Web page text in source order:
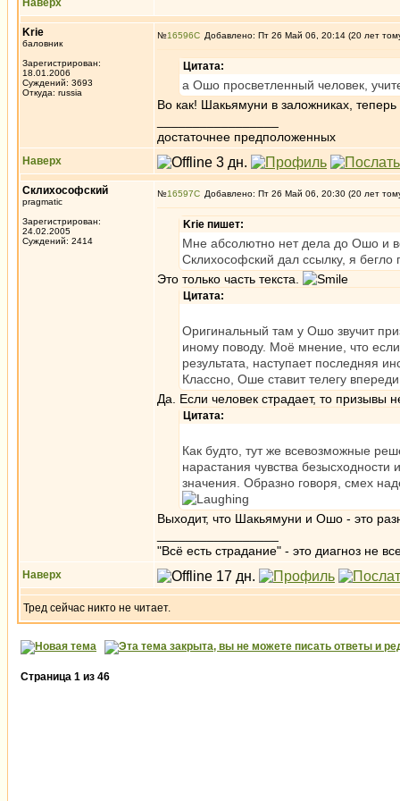
Наверх
Krie
баловник
Зарегистрирован:
18.01.2006
Суждений: 3693
Откуда: russia
№16596 Добавлено: Пт 26 Май 06, 20:14 (20 лет
Цитата:
а Ошо просветленный человек,
Во как! Шакьямуни в заложниках,
достаточнее предположенных
Наверх
Склихософский
pragmatic
Зарегистрирован:
24.02.2005
Суждений: 2414
№16597 Добавлено: Пт 26 Май 06, 20:30 (20 лет
Krie пишет:
Мне абсолютно нет дела до Ошо и
Склихософский дал ссылку, я бегло
Это только часть текста.
Цитата:
Оригинальный там у Ошо звучит
иному поводу. Моё мнение, что
результата, наступает последняя
Классно, Оше ставит телегу
Да. Если человек страдает, то призывы
Цитата:
Как будто, тут же всевозможные
нарастания чувства
значения. Образно говоря, cмех
Выходит, что Шакьямуни и Ошо - это
"Всё есть страдание" - это диагноз не
Наверх
Тред сейчас никто не читает.
Страница 1 из 46